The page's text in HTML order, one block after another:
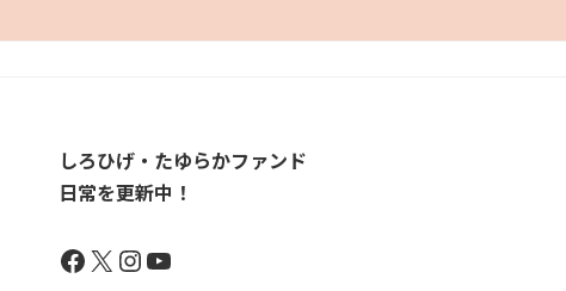
しろひげ・たゆらかファンド
日常を更新中！
Facebook
X Instagram
YouTube